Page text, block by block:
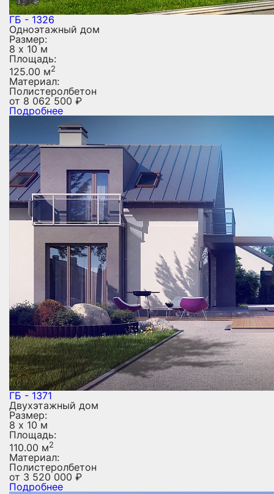
ГБ - 1326
Одноэтажный дом
Размер:
8 х 10 м
Площадь:
125.00 м2
Материал:
Полистеролбетон
от 8 062 500 ₽
Подробнее
ГБ - 1371
Двухэтажный дом
Размер:
8 х 10 м
Площадь:
110.00 м2
Материал:
Полистеролбетон
от 3 520 000 ₽
Подробнее